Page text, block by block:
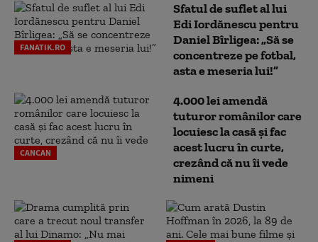
FANATIK.RO
Sfatul de suflet al lui
Edi Iordănescu pentru
Daniel Bîrligea: „Să se
concentreze pe fotbal,
asta e meseria lui!”
CANCAN
4.000 lei amendă
tuturor românilor care
locuiesc la casă și fac
acest lucru în curte,
crezând că nu îi vede
nimeni